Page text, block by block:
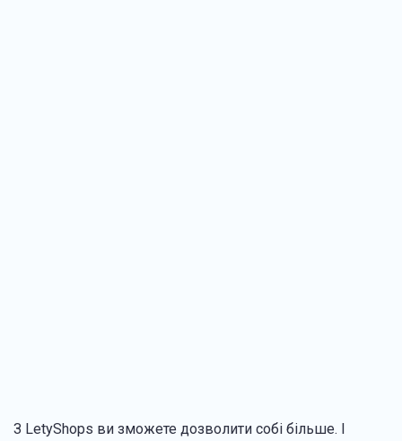
З LetyShops ви зможете дозволити собі більше. І